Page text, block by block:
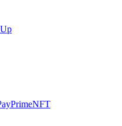
PrimeNFT